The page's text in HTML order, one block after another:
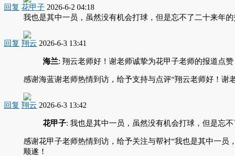
回复 花甲子 2026-6-2 04:18
我也是其中一员，虽然没有机会打球，但是忘不了二十来年的
回复 翔云 2026-6-3 13:41
海兰: 翔云老师好！谢老师诚挚为花甲子老师的报道点赞
感谢海蓝谢老师热情到访，给予支持与点评“翔云老师好！谢
回复 翔云 2026-6-3 13:42
花甲子: 我也是其中一员，虽然没有机会打球，但是忘不
感谢花甲子老师热情到访，给予关注与帮衬“我也是其中一
顺遂！